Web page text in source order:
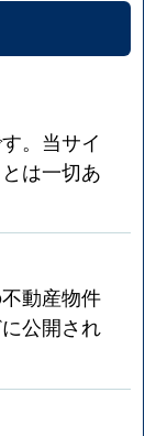
。当サイ
は一切あ
動産物件
公開され